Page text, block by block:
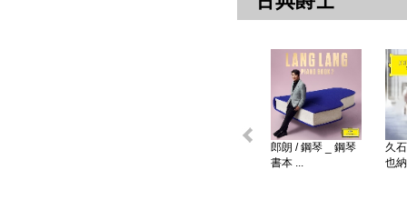
郎朗 / 鋼琴 _ 鋼琴
書本 ...
久
也